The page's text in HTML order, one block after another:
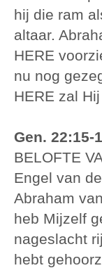
hij die ram
altaar.
HERE
nu nog
HERE zal
Gen. 22:15-
BELOFTE
Engel van
Abraham
heb Mijzelf
nageslacht
hebt